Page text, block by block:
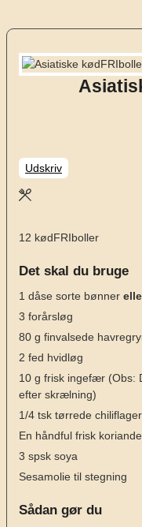
Udskriv
12 kødFRIboller
Det skal du bruge
1 dåse sorte bønner
3 forårsløg
80 g finvalsede
2 fed hvidløg
10 g frisk ingefær (Obs:
efter skrælning)
1/4 tsk tørrede chiliflager
En håndful frisk
3 spsk soya
Sesamolie til stegning
Sådan gør du